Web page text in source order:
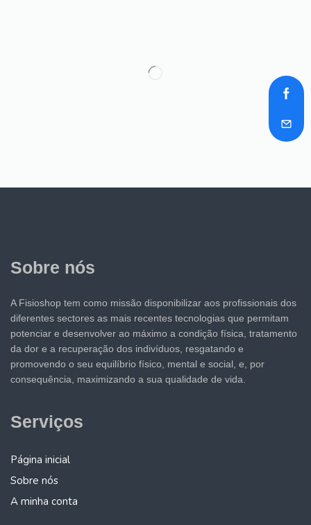
Sobre nós
A Fisioshop tem como missão disponibilizar aos profissionais dos
diferentes sectores as mais recentes tecnologias que permitam
potenciar e desenvolver ao máximo a condição física, tratamento
da dor e a recuperação dos indivíduos, resgatando e
promovendo o seu equilíbrio físico, mental e social, e, por
consequência, maximizando a sua qualidade de vida.
Serviços
Página inicial
Sobre nós
A minha conta